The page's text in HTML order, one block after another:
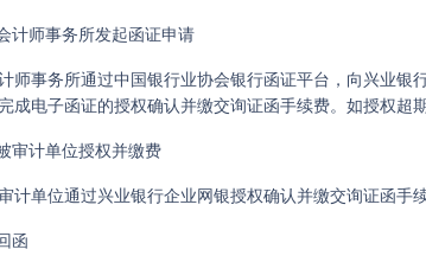
计师事务所发起函证申请
师事务所通过中国银行业协会银行函证平台，向兴业
成电子函证的授权确认并缴交询证函手续费。如授权超
审计单位授权并缴费
计单位通过兴业银行企业网银授权确认并缴交询证函手续
函